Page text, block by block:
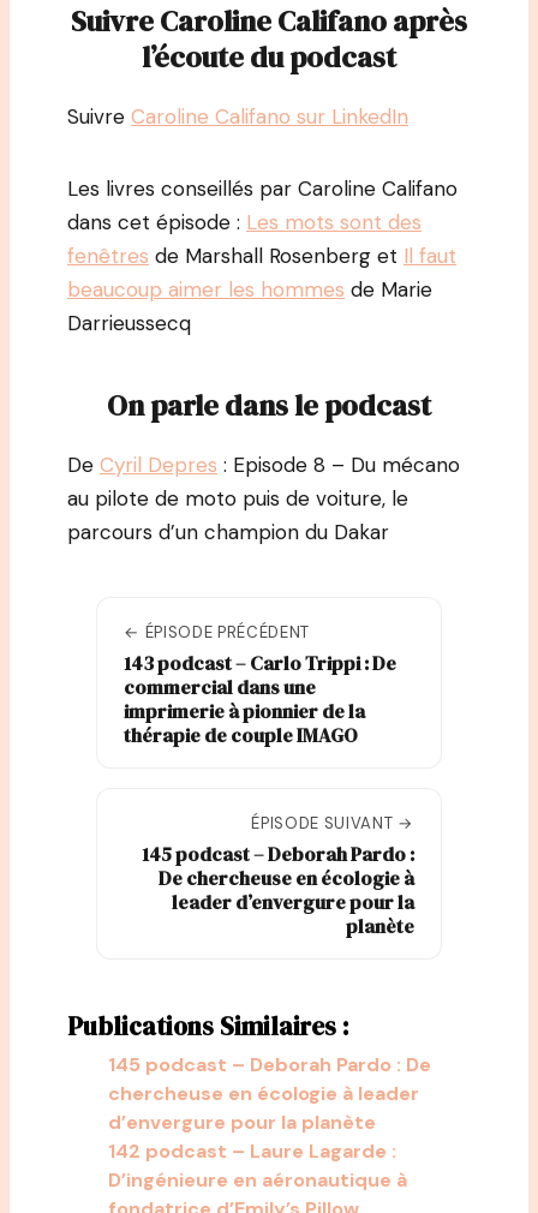
Suivre Caroline Califano après
l’écoute du podcast
Suivre Caroline Califano sur LinkedIn
Les livres conseillés par Caroline Califano
dans cet épisode : Les mots sont des
fenêtres de Marshall Rosenberg et Il faut
beaucoup aimer les hommes de Marie
Darrieussecq
On parle dans le podcast
De Cyril Depres : Episode 8 – Du mécano
au pilote de moto puis de voiture, le
parcours d’un champion du Dakar
← ÉPISODE PRÉCÉDENT
143 podcast – Carlo Trippi : De
commercial dans une
imprimerie à pionnier de la
thérapie de couple IMAGO
ÉPISODE SUIVANT →
145 podcast – Deborah Pardo :
De chercheuse en écologie à
leader d’envergure pour la
planète
Publications Similaires :
145 podcast – Deborah Pardo : De
chercheuse en écologie à leader
d’envergure pour la planète
142 podcast – Laure Lagarde :
D’ingénieure en aéronautique à